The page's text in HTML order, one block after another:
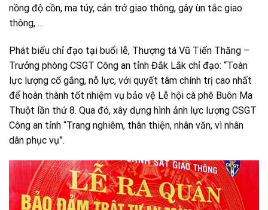
nồng độ cồn, ma túy, cản trở giao thông, gây ùn tắc giao
thông, …
Phát biểu chỉ đạo tại buổi lễ, Thượng tá Vũ Tiến Thăng –
Trưởng phòng CSGT Công an tỉnh Đắk Lắk chỉ đạo: “Toàn
lực lượng cố gắng, nỗ lực, với quyết tâm chính trị cao nhất
để hoàn thành tốt nhiệm vụ bảo vệ Lễ hội cà phê Buôn Ma
Thuột lần thứ 8. Qua đó, xây dựng hình ảnh lực lượng CSGT
Công an tỉnh “Trang nghiêm, thân thiện, nhân văn, vì nhân
dân phục vụ”.